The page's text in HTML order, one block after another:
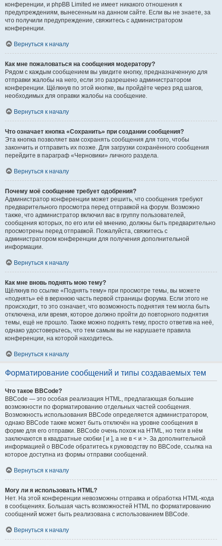
конференции, и phpBB Limited не имеет никакого отношения к
предупреждениям, вынесенным на данном сайте. Если вы не знаете, за
что получили предупреждение, свяжитесь с администратором
конференции.
Вернуться к началу
Как мне пожаловаться на сообщения модератору?
Рядом с каждым сообщением вы увидите кнопку, предназначенную для
отправки жалобы на него, если это разрешено администратором
конференции. Щёлкнув по этой кнопке, вы пройдёте через ряд шагов,
необходимых для оправки жалобы на сообщение.
Вернуться к началу
Что означает кнопка «Сохранить» при создании сообщения?
Эта кнопка позволяет вам сохранять сообщения для того, чтобы
закончить и отправить их позже. Для загрузки сохранённого сообщения
перейдите в параграф «Черновики» личного раздела.
Вернуться к началу
Почему моё сообщение требует одобрения?
Администратор конференции может решить, что сообщения требуют
предварительного просмотра перед отправкой на форум. Возможно
также, что администратор включил вас в группу пользователей,
сообщения которых, по его или её мнению, должны быть предварительно
просмотрены перед отправкой. Пожалуйста, свяжитесь с
администратором конференции для получения дополнительной
информации.
Вернуться к началу
Как мне вновь поднять мою тему?
Щёлкнув по ссылке «Поднять тему» при просмотре темы, вы можете
«поднять» её в верхнюю часть первой страницы форума. Если этого не
происходит, то это означает, что возможность поднятия тем могла быть
отключена, или время, которое должно пройти до повторного поднятия
темы, ещё не прошло. Также можно поднять тему, просто ответив на неё,
однако удостоверьтесь, что тем самым вы не нарушаете правила
конференции, на которой находитесь.
Вернуться к началу
Форматирование сообщений и типы создаваемых тем
Что такое BBCode?
BBCode — это особая реализация HTML, предлагающая большие
возможности по форматированию отдельных частей сообщения.
Возможность использования BBCode определяется администратором,
однако BBCode также может быть отключён на уровне сообщения в
форме для его отправки. BBCode очень похож на HTML, но теги в нём
заключаются в квадратные скобки [ и ], а не в < и >. За дополнительной
информацией о BBCode обратитесь к руководству по BBCode, ссылка на
которое доступна из формы отправки сообщений.
Вернуться к началу
Могу ли я использовать HTML?
Нет. На этой конференции невозможны отправка и обработка HTML-кода
в сообщениях. Большая часть возможностей HTML по форматированию
сообщений может быть реализована с использованием BBCode.
Вернуться к началу